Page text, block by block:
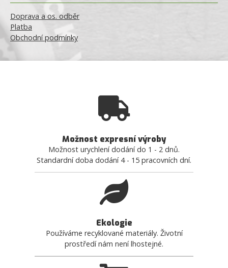
Doprava a os. odběr
Platba
Obchodní podmínky
Možnost expresní výroby
Možnost urychlení dodání do 1 - 2 dnů.
Standardní doba dodání 4 - 15 pracovních dní.
Ekologie
Používáme recyklované materiály. Životní
prostředí nám není lhostejné.